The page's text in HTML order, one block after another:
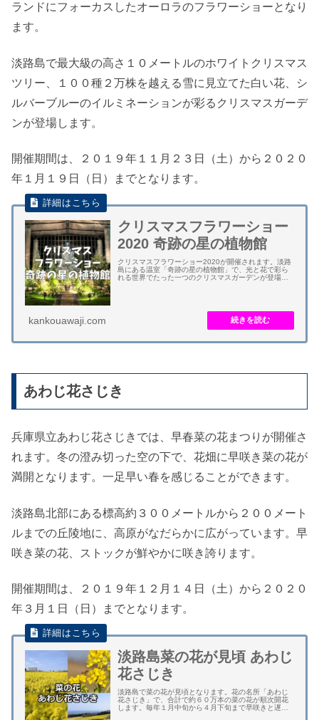
ランドにフォーカスしたオーロラのフラワーショーとなり
ます。
淡路島で最大級の高さ１０メートルのホワイトクリスマス
ツリー、１００種２万株を越える雪に見立てた白い花、シ
ルバーブルーのイルミネーションが彩るクリスマスガーデ
ンが登場します。
開催期間は、２０１９年１１月２３日（土）から２０２０
年１月１９日（日）までとなります。
クリスマスフラワーショー
2020 奇跡の星の植物館
クリスマスフラワーショー2020が開催されます。淡路
島にある温室「奇跡の星の植物館」で、光と花で彩ら
れる世界でたった一つのクリスマスガーデンが登場し
kankouawaji.com
あわじ花さじき
兵庫県立あわじ花さじきでは、早春菜の花まつりが開催さ
れます。冬の澄み切った空の下で、花畑に早咲き菜の花が
満開となります。一足早い春を感じることができます。
淡路島北部にある標高約３００メートルから２００メート
ルまでの丘陵地に、高原がなだらかに広がっています。早
咲き菜の花、ストックが鮮やかに咲き誇ります。
開催期間は、２０１９年１２月１４日（土）から２０２０
年３月１日（日）までとなります。
淡路島菜の花が見頃 あわじ
花さじき
淡路島で菜の花が見頃となります。花の名所「あわじ
花さじき」で、合計で約６０万本の菜の花が順次開花
します。毎年１月中旬から４月下旬まで早咲きと遅咲